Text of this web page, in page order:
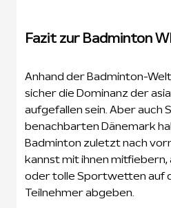
Fazit zur Badminton
Anhand der Badminton-
sicher die Dominanz der
aufgefallen sein. Aber auch
benachbarten Dänemark
Badminton zuletzt nach
kannst mit ihnen mitfiebern,
oder tolle Sportwetten auf
Teilnehmer abgeben.